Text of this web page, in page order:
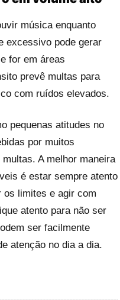
música enquanto
excessivo pode gerar
for em áreas
prevê multas para
com ruídos elevados.
pequenas atitudes no
por muitos
A melhor maneira
é estar sempre atento
os limites e agir com
atento para não ser
ser facilmente
atenção no dia a dia.